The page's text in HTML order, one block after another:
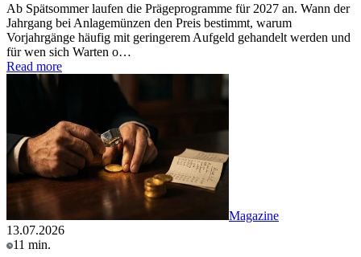
Ab Spätsommer laufen die Prägeprogramme für 2027 an. Wann der
Jahrgang bei Anlagemünzen den Preis bestimmt, warum
Vorjahrgänge häufig mit geringerem Aufgeld gehandelt werden und
für wen sich Warten o…
Read more
Magazine
13.07.2026
11 min.